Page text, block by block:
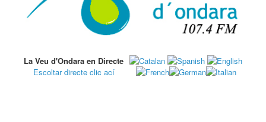
La Veu d'Ondara en Directe
Escoltar directe clic ací